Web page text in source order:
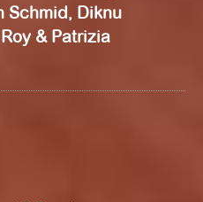
Schmid, Diknu
& Patrizia